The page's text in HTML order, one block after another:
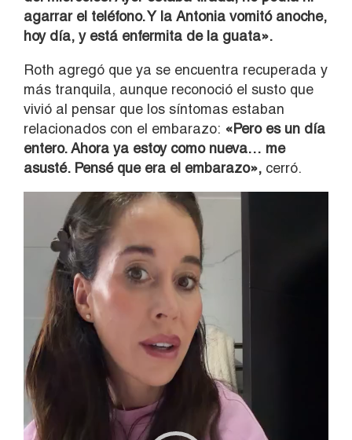
agarrar el teléfono. Y la Antonia vomitó anoche,
hoy día, y está enfermita de la guata».
Roth agregó que ya se encuentra recuperada y
más tranquila, aunque reconoció el susto que
vivió al pensar que los síntomas estaban
relacionados con el embarazo: «Pero es un día
entero. Ahora ya estoy como nueva… me
asusté. Pensé que era el embarazo», cerró.
Reproductor